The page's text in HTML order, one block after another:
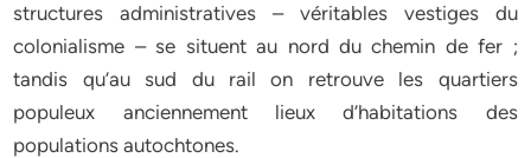
structures administratives – véritables vestiges du
colonialisme – se situent au nord du chemin de fer ;
tandis qu’au sud du rail on retrouve les quartiers
populeux anciennement lieux d’habitations des
populations autochtones.